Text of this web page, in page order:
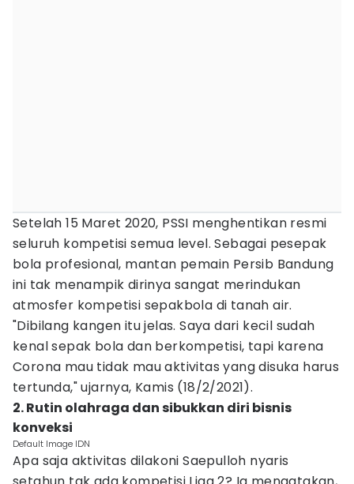
Setelah 15 Maret 2020, PSSI menghentikan resmi
seluruh kompetisi semua level. Sebagai pesepak
bola profesional, mantan pemain Persib Bandung
ini tak menampik dirinya sangat merindukan
atmosfer kompetisi sepakbola di tanah air.
"Dibilang kangen itu jelas. Saya dari kecil sudah
kenal sepak bola dan berkompetisi, tapi karena
Corona mau tidak mau aktivitas yang disuka harus
tertunda," ujarnya, Kamis (18/2/2021).
2. Rutin olahraga dan sibukkan diri bisnis
konveksi
Default Image IDN
Apa saja aktivitas dilakoni Saepulloh nyaris